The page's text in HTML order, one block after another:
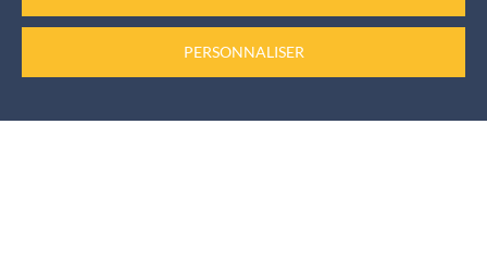
Informations rendez-vous
Pour les élus, les rendez-vous sont pris auprès du
PERSONNALISER